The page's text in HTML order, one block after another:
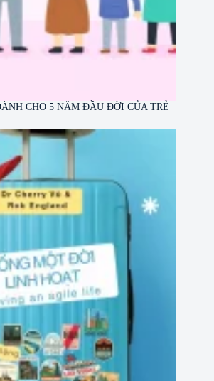
CHO 5 NĂM ĐẦU ĐỜI CỦA TRẺ